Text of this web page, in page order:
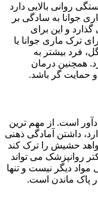
روانی بالایی دارد
جوانا به سادگی بر
و این برای
ترک ماری جوانا یا
فرد بیشتر به
همچنین درمان
حمایت گر باشد.
است. از مهم ترین
داشتن آمادگی ذهنی
حشیش را ترک کند
روانپزشک می تواند
دیگر نیست و تنها
پاک ماندن است.